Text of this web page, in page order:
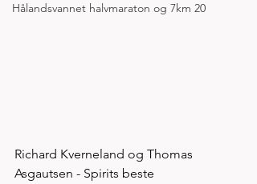
Hålandsvannet halvmaraton og 7km 20
Richard Kverneland og Thomas
Asgautsen - Spirits beste